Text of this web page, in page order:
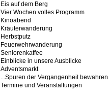
Eis auf dem Berg
Vier Wochen volles Programm
Kinoabend
Kräuterwanderung
Herbstputz
Feuerwehrwanderung
Seniorenkaffee
Einblicke in unsere Ausblicke
Adventsmarkt
...Spuren der Vergangenheit bewahren
Termine und Veranstaltungen